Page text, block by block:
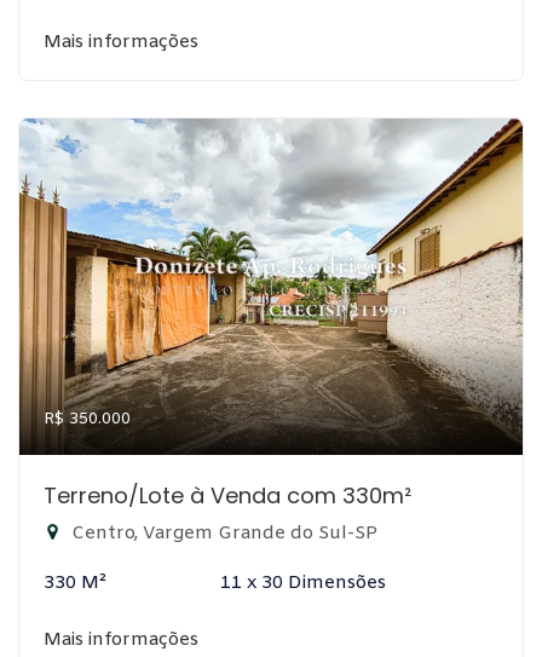
Mais informações
R$ 350.000
Terreno/Lote à Venda com 330m²
Centro, Vargem Grande do Sul-SP
330 M² 11 x 30 Dimensões
Mais informações